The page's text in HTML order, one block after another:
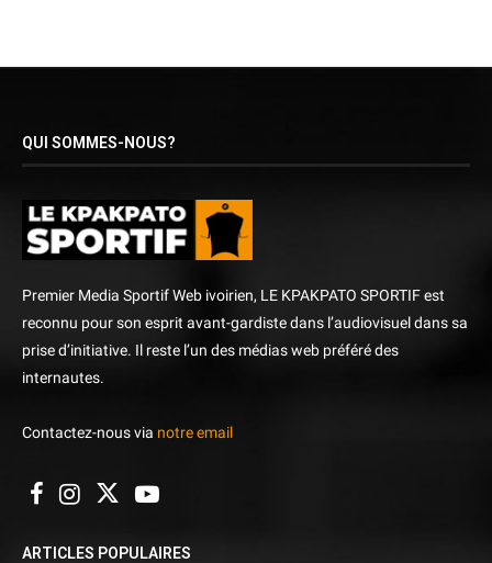
QUI SOMMES-NOUS?
Premier Media Sportif Web ivoirien, LE KPAKPATO SPORTIF est
reconnu pour son esprit avant-gardiste dans l’audiovisuel dans sa
prise d’initiative. Il reste l’un des médias web préféré des
internautes.
Contactez-nous via notre email
ARTICLES POPULAIRES